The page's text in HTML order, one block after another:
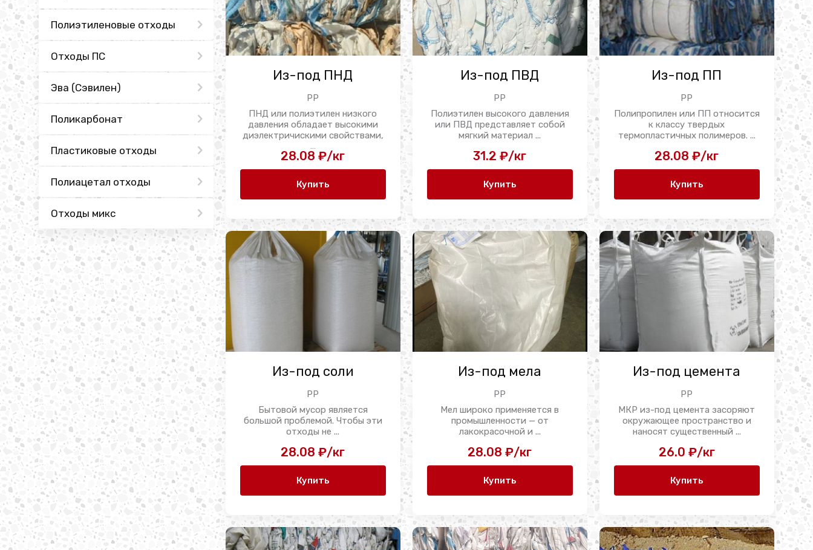
Полиэтиленовые отходы
Отходы ПС
Эва (Сэвилен)
Поликарбонат
Пластиковые отходы
Полиацетал отходы
Отходы микс
Из-под ПНД
PP
ПНД или полиэтилен низкого
давления обладает высокими
диэлектричискими свойствами,
...
28.08 ₽/кг
Купить
Из-под ПВД
PP
Полиэтилен высокого давления
или ПВД представляет собой
мягкий материал ...
31.2 ₽/кг
Купить
Из-под ПП
PP
Полипропилен или ПП относится
к классу твердых
термопластичных полимеров. ...
28.08 ₽/кг
Купить
Из-под соли
PP
Бытовой мусор является
большой проблемой. Чтобы эти
отходы не ...
28.08 ₽/кг
Купить
Из-под мела
PP
Мел широко применяется в
промышленности — от
лакокрасочной и ...
28.08 ₽/кг
Купить
Из-под цемента
PP
МКР из-под цемента засоряют
окружающее пространство и
наносят существенный ...
26.0 ₽/кг
Купить